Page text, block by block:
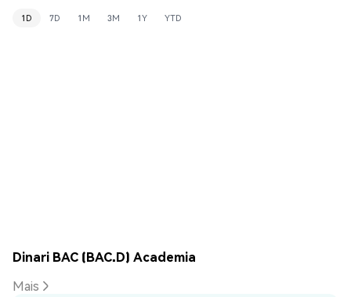
1D 7D 1M 3M 1Y YTD
Dinari BAC (BAC.D) Academia
Mais